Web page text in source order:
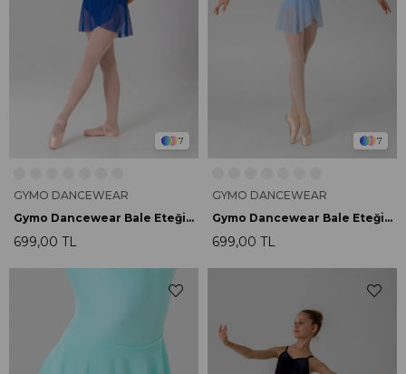
7
GYMO DANCEWEAR
Gymo Dancewear Bale Eteği Daisy Lacivert
699,00 TL
7
GYMO DANCEWEAR
Gymo Dancewear Bale Eteği Daisy Mavi
699,00 TL